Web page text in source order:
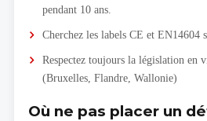
pendant 10 ans.
Cherchez les labels CE et EN14604
Respectez toujours la législation en
(Bruxelles, Flandre, Wallonie)
Où ne pas placer un